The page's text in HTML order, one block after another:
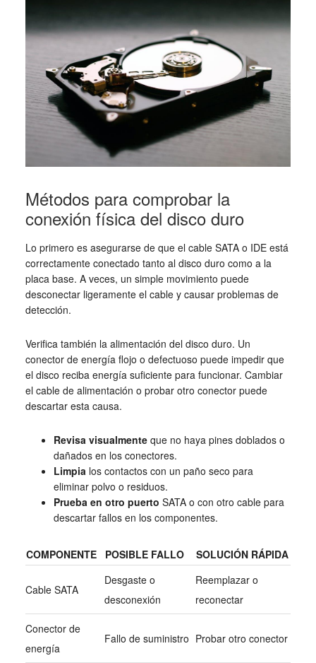
Métodos para comprobar la
conexión física del disco duro
Lo primero es asegurarse de que el cable SATA o IDE está
correctamente conectado tanto al disco duro como a la
placa base. A veces, un simple movimiento puede
desconectar ligeramente el cable y causar problemas de
detección.
Verifica también la alimentación del disco duro. Un
conector de energía flojo o defectuoso puede impedir que
el disco reciba energía suficiente para funcionar. Cambiar
el cable de alimentación o probar otro conector puede
descartar esta causa.
Revisa visualmenteque no haya pines doblados o
dañados en los conectores.
Limpia los contactos con un paño seco para
eliminar polvo o residuos.
Prueba en otro puerto SATA o con otro cable para
descartar fallos en los componentes.
COMPONENTE POSIBLE FALLO SOLUCIÓN RÁPIDA
Cable SATA
Desgaste o
desconexión
Reemplazar o
reconectar
Conector de
energía
Fallo de suministro Probar otro conector